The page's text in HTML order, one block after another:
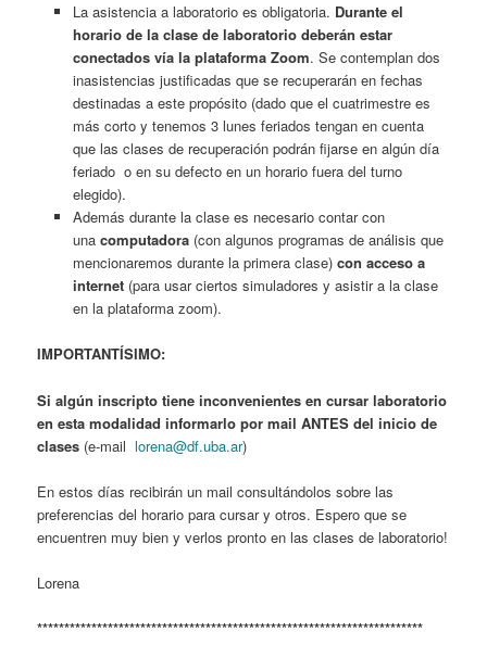
La asistencia a laboratorio es obligatoria. Durante el
horario de la clase de laboratorio deberán estar
conectados vía la plataforma Zoom. Se contemplan dos
inasistencias justificadas que se recuperarán en fechas
destinadas a este propósito (dado que el cuatrimestre es
más corto y tenemos 3 lunes feriados tengan en cuenta
que las clases de recuperación podrán fijarse en algún día
feriado o en su defecto en un horario fuera del turno
elegido).
Además durante la clase es necesario contar con
una computadora (con algunos programas de análisis que
mencionaremos durante la primera clase)con acceso a
internet(para usar ciertos simuladores y asistir a la clase
en la plataforma zoom).
IMPORTANTÍSIMO:
Si algún inscripto tiene inconvenientes en cursar laboratorio
en esta modalidad informarlo por mail ANTES del inicio de
clases (e-maillorena@df.uba.ar)
En estos días recibirán un mail consultándolos sobre las
preferencias del horario para cursar y otros. Espero que se
encuentren muy bien y verlos pronto en las clases de laboratorio!
Lorena
***********************************************************************